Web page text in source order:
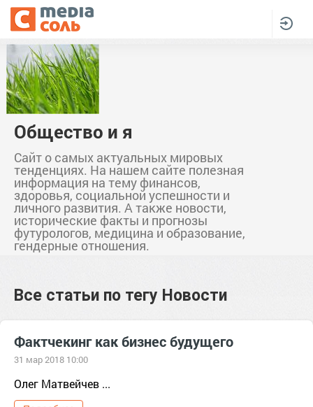
Общество и я
Сайт о самых актуальных мировых
тенденциях. На нашем сайте полезная
информация на тему финансов,
здоровья, социальной успешности и
личного развития. А также новости,
исторические факты и прогнозы
футурологов, медицина и образование,
гендерные отношения.
Все статьи по тегу Новости
Фактчекинг как бизнес будущего
31 мар 2018 10:00
Олег Матвейчев ...